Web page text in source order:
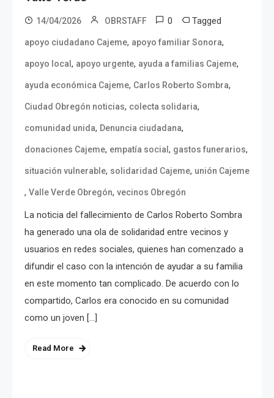
14/04/2026 OBRSTAFF 0 Tagged
apoyo ciudadano Cajeme, apoyo familiar Sonora,
apoyo local , apoyo urgente, ayuda a familias Cajeme,
ayuda económica Cajeme, Carlos Roberto Sombra,
Ciudad Obregón noticias, colecta solidaria,
comunidad unida, Denuncia ciudadana,
donaciones Cajeme, empatía social , gastos funerarios,
situación vulnerable, solidaridad Cajeme, unión Cajeme
, Valle Verde Obregón, vecinos Obregón
La noticia del fallecimiento de Carlos Roberto Sombra
ha generado una ola de solidaridad entre vecinos y
usuarios en redes sociales, quienes han comenzado a
difundir el caso con la intención de ayudar a su familia
en este momento tan complicado. De acuerdo con lo
compartido, Carlos era conocido en su comunidad
como un joven […]
Read More